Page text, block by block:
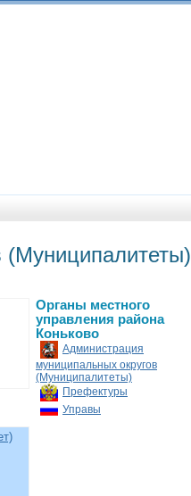
(Муниципалитеты)
Органы местного
управления района
Коньково
Администрация
муниципальных округов
(Муниципалитеты)
Префектуры
Управы